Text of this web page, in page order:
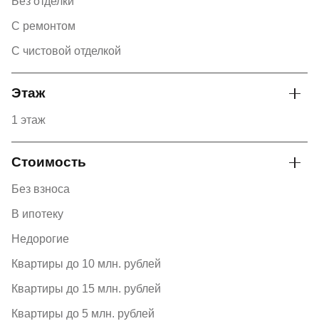
С ремонтом
С чистовой отделкой
Этаж
1 этаж
Стоимость
Без взноса
В ипотеку
Недорогие
Квартиры до 10 млн. рублей
Квартиры до 15 млн. рублей
Квартиры до 5 млн. рублей